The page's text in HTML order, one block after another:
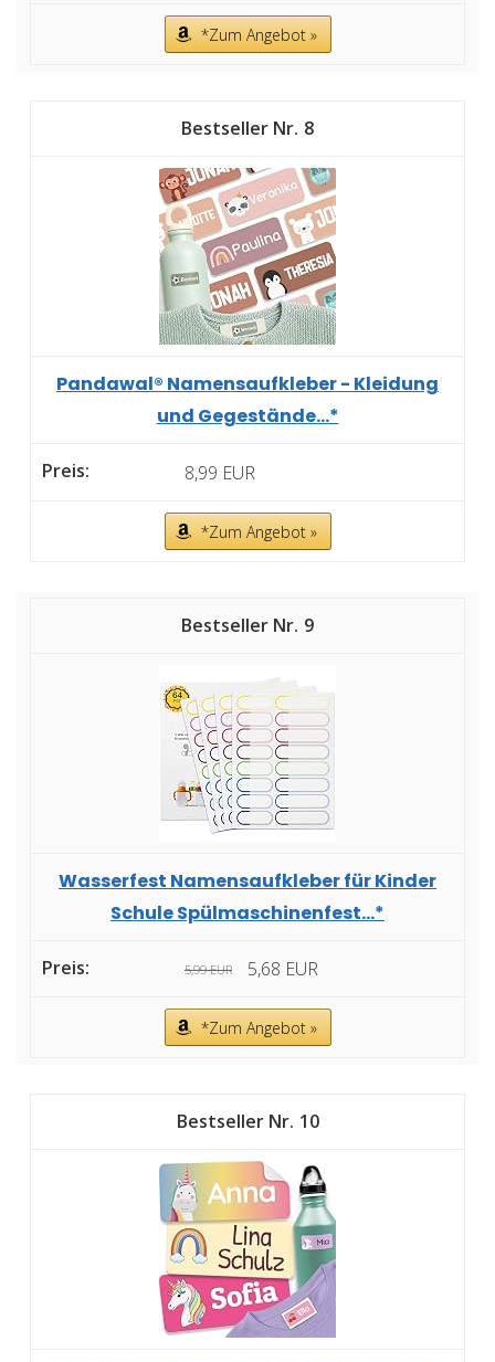
*Zum Angebot »
8
Pandawal® Namensaufkleber - Kleidung
und Gegestände...*
8,99 EUR
*Zum Angebot »
9
Wasserfest Namensaufkleber für Kinder
Schule Spülmaschinenfest...*
5,99 EUR 5,68 EUR
*Zum Angebot »
10